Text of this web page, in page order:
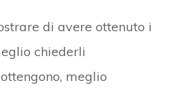
di avere ottenuto i
chiederli
meglio